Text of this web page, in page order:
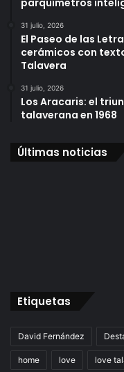
31 julio, 2026
El Paseo de las
cerámicos con
Talavera
31 julio, 2026
Los Aracaris: el
talaverana en 1968
Últimas noticias
Etiquetas
David Fernández
home love love